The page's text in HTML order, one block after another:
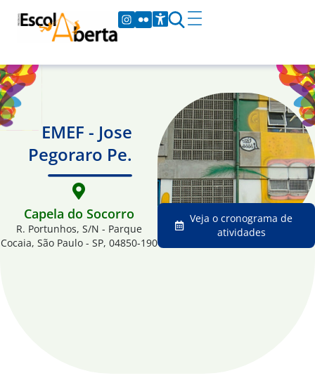
EMEF - Jose
Pegoraro Pe.
Capela do Socorro
R. Portunhos, S/N - Parque
Cocaia, São Paulo - SP, 04850-190
Veja o cronograma de
atividades